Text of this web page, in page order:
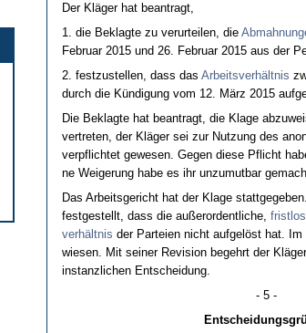
Der Kläger hat be­an­tragt,
1. die Be­klag­te zu ver­ur­tei­len, die
Fe­bru­ar 2015 und 26. Fe­bru­ar 2015 aus der
2. fest­zu­stel­len, dass das Ar­beits­verhält­nis
durch die Kündi­gung vom 12. März 2015
Die Be­klag­te hat be­an­tragt, die Kla­ge
ver­tre­ten, der Kläger sei zur Nut­zung des
ver­pflich­tet ge­we­sen. Ge­gen die­se Pflicht
ne Wei­ge­rung ha­be es ihr un­zu­mut­bar
Das Ar­beits­ge­richt hat der Kla­ge
fest­ge­stellt, dass die außer­or­dent­li­che,
verhält­nis der Par­tei­en nicht auf­gelöst hat.
wie­sen. Mit sei­ner Re­vi­si­on be­gehrt der
in­stanz­li­chen Ent­schei­dung.
- 5 -